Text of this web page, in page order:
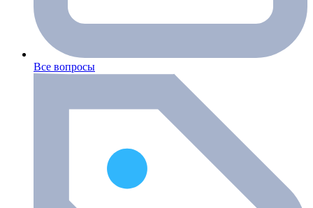
Все вопросы